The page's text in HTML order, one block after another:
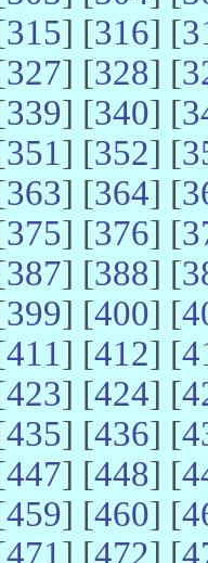
315] [316] [
327] [328] [
339] [340] [
351] [352] [
363] [364] [
375] [376] [
387] [388] [
399] [400] [
411] [412] [
423] [424] [
435] [436] [
447] [448] [
459] [460] [
471] [472] [